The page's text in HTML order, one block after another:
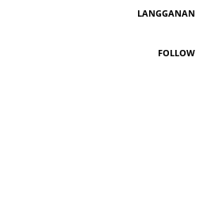
LANGGANAN
FOLLOW